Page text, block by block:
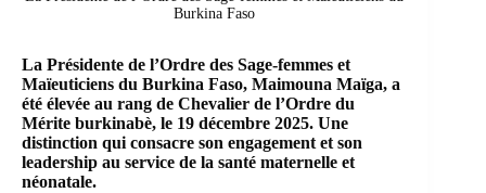
Burkina Faso
La Présidente de l’Ordre des Sage-femmes et
Maïeuticiens du Burkina Faso, Maimouna Maïga, a
été élevée au rang de Chevalier de l’Ordre du
Mérite burkinabè, le 19 décembre 2025. Une
distinction qui consacre son engagement et son
leadership au service de la santé maternelle et
néonatale.